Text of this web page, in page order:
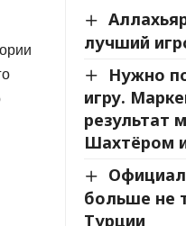
лучший
Нужно
игру.
результат
Шахтёром
больше не
Турции